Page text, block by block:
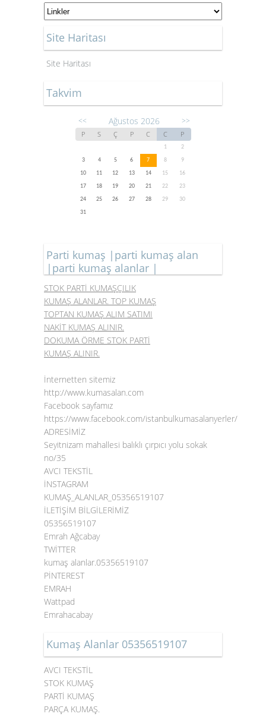
Site Haritası
Site Haritası
Takvim
<< Ağustos 2026 >>
P S Ç P C C P
1
2
3
4 5 6 7 8
9
10
11 12 13 14 15
16
17
18 19 20 21 22
23
24
25 26 27 28 29
30
31
Parti kumaş |parti kumaş alan
|parti kumaş alanlar |
STOK PARTİ KUMAŞÇILIK
KUMAŞ ALANLAR. TOP KUMAŞ
TOPTAN KUMAŞ ALIM SATIMI
NAKİT KUMAŞ ALINIR.
DOKUMA ÖRME STOK PARTİ
KUMAŞ ALINIR.
İnternetten sitemiz
http://www.kumasalan.com
Facebook sayfamız
https://www.facebook.com/istanbulkumasalanyerler/
ADRESİMİZ
Seyitnizam mahallesi balıklı çırpıcı yolu sokak
no/35
AVCI TEKSTİL
İNSTAGRAM
KUMAŞ_ALANLAR_05356519107
İLETİŞİM BİLGİLERİMİZ
05356519107
Emrah Ağcabay
TWİTTER
kumaş alanlar.05356519107
PİNTEREST
EMRAH
Wattpad
Emrahacabay
Kumaş Alanlar 05356519107
AVCI TEKSTİL
STOK KUMAŞ
PARTİ KUMAŞ
PARÇA KUMAŞ.